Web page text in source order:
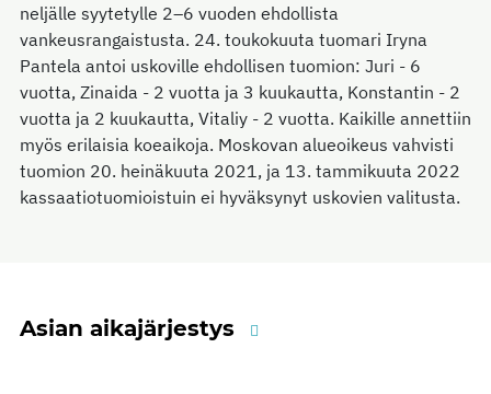
neljälle syytetylle 2–6 vuoden ehdollista
vankeusrangaistusta. 24. toukokuuta tuomari Iryna
Pantela antoi uskoville ehdollisen tuomion: Juri - 6
vuotta, Zinaida - 2 vuotta ja 3 kuukautta, Konstantin - 2
vuotta ja 2 kuukautta, Vitaliy - 2 vuotta. Kaikille annettiin
myös erilaisia koeaikoja. Moskovan alueoikeus vahvisti
tuomion 20. heinäkuuta 2021, ja 13. tammikuuta 2022
kassaatiotuomioistuin ei hyväksynyt uskovien valitusta.
Asian aikajärjestys